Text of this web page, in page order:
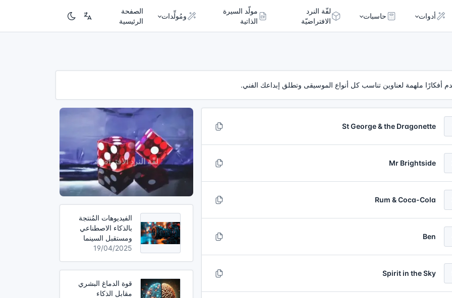
أدوات حاسبات
لفّة النرد
الافتراضيّة
مولّد السيرة
الذاتية
ومُولِّدات
الصفحة
الرئيسية
أفكارًا ملهمة لعناوين تناسب كل أنواع الموسيقى وتطلق إبداعك الفني.
St George & the Dragonette
Mr Brightside
Rum & Coca-Cola
Ben
Spirit in the Sky
لفّة النرد الافتراضيّة
الفيديوهات المُنتجة
بالذكاء الاصطناعي
ومستقبل السينما
19/04/2025
قوة الدماغ البشري
مقابل الذكاء